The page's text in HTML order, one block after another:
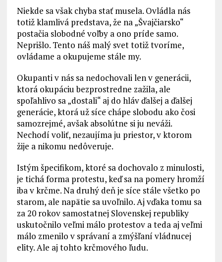
Niekde sa však chyba stať musela. Ovládla nás
totiž klamlivá predstava, že na „Švajčiarsko“
postačia slobodné voľby a ono príde samo.
Neprišlo. Tento náš malý svet totiž tvoríme,
ovládame a okupujeme stále my.
Okupanti v nás sa nedochovali len v generácii,
ktorá okupáciu bezprostredne zažila, ale
spoľahlivo sa „dostali“ aj do hláv ďalšej a ďalšej
generácie, ktorá už síce chápe slobodu ako čosi
samozrejmé, avšak absolútne si ju neváži.
Nechodí voliť, nezaujíma ju priestor, v ktorom
žije a nikomu nedôveruje.
Istým špecifikom, ktoré sa dochovalo z minulosti,
je tichá forma protestu, keď sa na pomery hromží
iba v krčme. Na druhý deň je síce stále všetko po
starom, ale napätie sa uvoľnilo. Aj vďaka tomu sa
za 20 rokov samostatnej Slovenskej republiky
uskutočnilo veľmi málo protestov a teda aj veľmi
málo zmenilo v správaní a zmýšľaní vládnucej
elity. Ale aj tohto krčmového ľudu.